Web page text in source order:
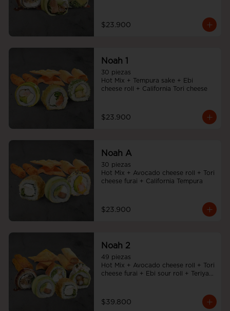
$23.900
Noah 1
30 piezas
Hot Mix + Tempura sake + Ebi
cheese roll + California Tori cheese
$23.900
Noah A
30 piezas
Hot Mix + Avocado cheese roll + Tori
cheese furai + California Tempura
$23.900
Noah 2
49 piezas
Hot Mix + Avocado cheese roll + Tori
cheese furai + Ebi sour roll + Teriyaki
$39.800